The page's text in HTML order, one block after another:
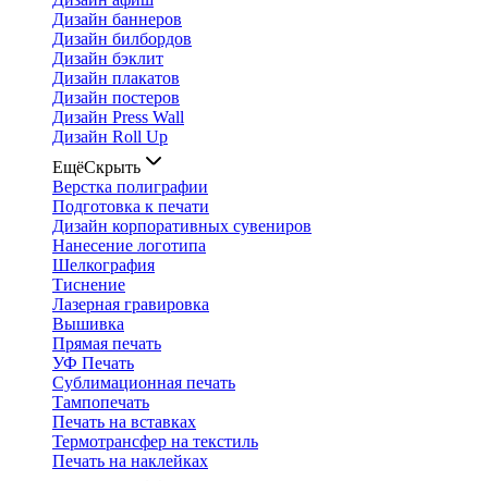
Дизайн баннеров
Дизайн билбордов
Дизайн бэклит
Дизайн плакатов
Дизайн постеров
Дизайн Press Wall
Дизайн Roll Up
ЕщёСкрыть
Верстка полиграфии
Подготовка к печати
Дизайн корпоративных сувениров
Нанесение логотипа
Шелкография
Тиснение
Лазерная гравировка
Вышивка
Прямая печать
УФ Печать
Сублимационная печать
Тампопечать
Печать на вставках
Термотрансфер на текстиль
Печать на наклейках